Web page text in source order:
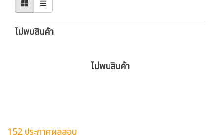
ไม่พบสินค้า
ไม่พบสินค้า
152 ประกาศผลสอบ